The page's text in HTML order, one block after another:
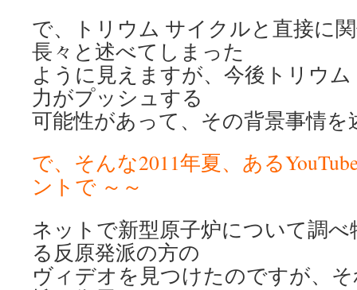
で、トリウム サイクルと直接に
長々と述べてしまった
ように見えますが、今後トリウ
力がプッシュする
可能性があって、その背景事情
で、そんな2011年夏、ある
ントで ～～
ネットで新型原子炉について調
る反原発派の方の
ヴィデオを見つけたのですが、